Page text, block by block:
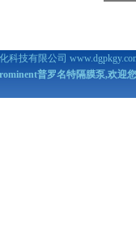
科技有限公司
普罗名特隔膜泵,欢迎